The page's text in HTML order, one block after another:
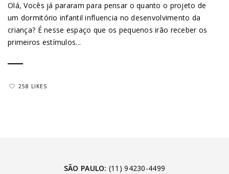
Olá, Vocês já pararam para pensar o quanto o projeto de
um dormitório infantil influencia no desenvolvimento da
criança? É nesse espaço que os pequenos irão receber os
primeiros estímulos...
258 LIKES
SÃO PAULO: (11) 94230-4499